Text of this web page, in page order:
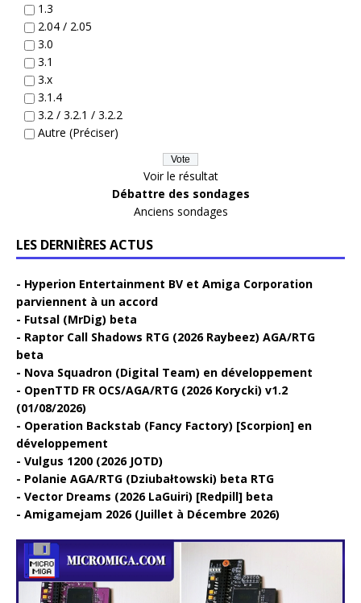
1.3
2.04 / 2.05
3.0
3.1
3.x
3.1.4
3.2 / 3.2.1 / 3.2.2
Autre (Préciser)
Voir le résultat
Débattre des sondages
Anciens sondages
LES DERNIÈRES ACTUS
Hyperion Entertainment BV et Amiga Corporation
parviennent à un accord
Futsal (MrDig) beta
Raptor Call Shadows RTG (2026 Raybeez) AGA/RTG
beta
Nova Squadron (Digital Team) en développement
OpenTTD FR OCS/AGA/RTG (2026 Korycki) v1.2
(01/08/2026)
Operation Backstab (Fancy Factory) [Scorpion] en
développement
Vulgus 1200 (2026 JOTD)
Polanie AGA/RTG (Dziubałtowski) beta RTG
Vector Dreams (2026 LaGuiri) [Redpill] beta
Amigamejam 2026 (Juillet à Décembre 2026)